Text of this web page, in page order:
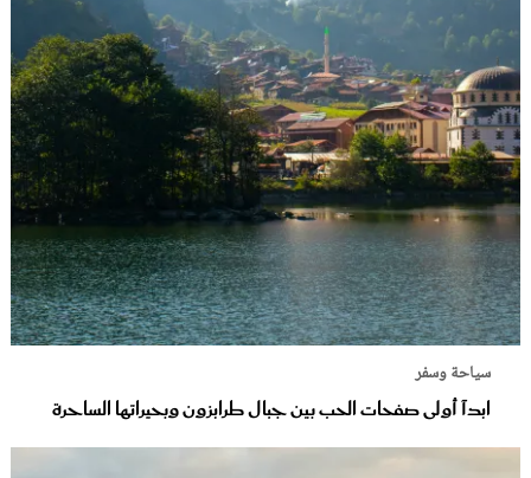
سياحة وسفر
ابدآ أولى صفحات الحب بين جبال طرابزون وبحيراتها الساحرة